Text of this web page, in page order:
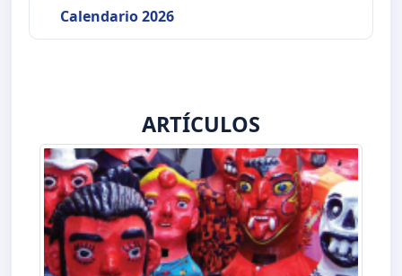
Calendario 2026
ARTÍCULOS